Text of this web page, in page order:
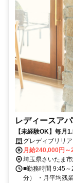
レディースア
【未経験OK】毎月
休取得OK！無理な
グレディブリリ
月給240,000円～
埼玉県さいたま
■勤務時間 9:45
分） ・月平均残